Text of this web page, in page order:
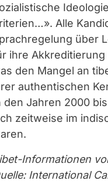
Alle
über
ihre
den Mangel an
authentischen
den Jahren 2000
zeitweise im
Informationen
International